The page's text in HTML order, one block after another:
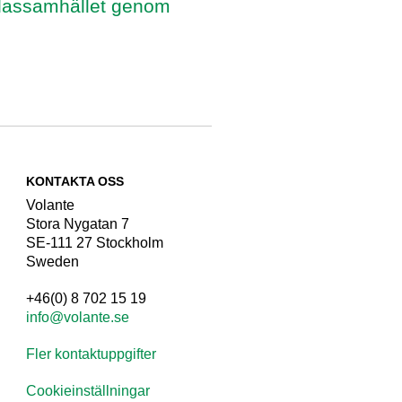
genom
KONTAKTA OSS
Volante
Stora Nygatan 7
SE-111 27 Stockholm
Sweden
+46(0) 8 702 15 19
info@volante.se
Fler kontaktuppgifter
Cookieinställningar